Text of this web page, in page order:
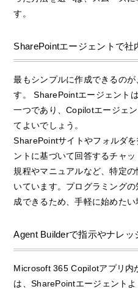
す。
SharePointエージェントで
最もシンプルに作成できるの
す。 SharePointエージェント
一つであり、Copilotエージェ
てよいでしょう。
SharePointサイトやフォルダ
ントに基づいて回答するチャ
規程やマニュアルなど、特定
いています。プログラミング
成できるため、手軽に始めたい
Agent Builderで指示やナレッ
Microsoft 365 Copilotアプリ内
は、SharePointエージェント